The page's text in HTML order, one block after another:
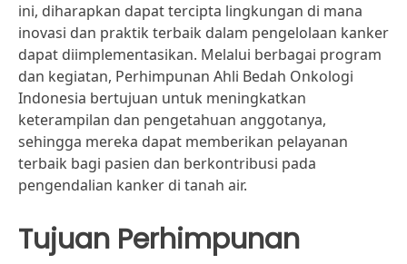
ini, diharapkan dapat tercipta lingkungan di mana
inovasi dan praktik terbaik dalam pengelolaan kanker
dapat diimplementasikan. Melalui berbagai program
dan kegiatan, Perhimpunan Ahli Bedah Onkologi
Indonesia bertujuan untuk meningkatkan
keterampilan dan pengetahuan anggotanya,
sehingga mereka dapat memberikan pelayanan
terbaik bagi pasien dan berkontribusi pada
pengendalian kanker di tanah air.
Tujuan Perhimpunan